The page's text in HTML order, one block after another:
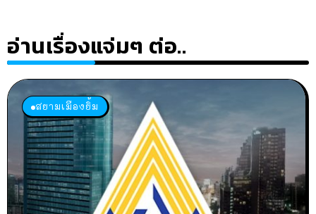
อ่านเรื่องแจ่มๆ ต่อ..
สยามเมืองยิ้ม